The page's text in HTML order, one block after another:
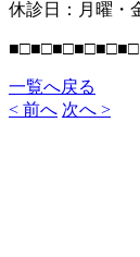
休診日：月曜・
一覧へ戻る
< 前へ 次へ >